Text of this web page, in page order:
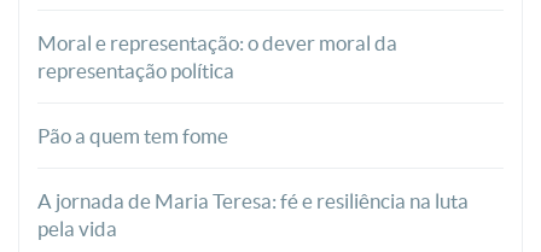
Moral e representação: o dever moral da
representação política
Pão a quem tem fome
A jornada de Maria Teresa: fé e resiliência na luta
pela vida